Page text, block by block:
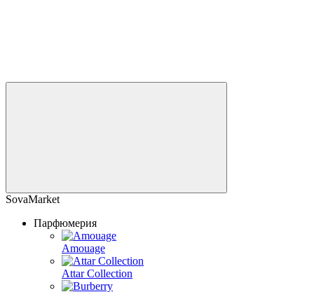
SovaMarket
Парфюмерия
Amouage
Attar Collection